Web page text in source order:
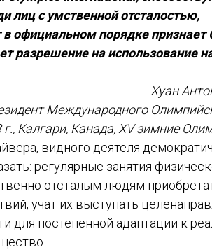
лиц с умственной отсталостью,
официальном порядке признает
разрешение на использование
Хуан
Международного
г., Калгари, Канада, XV зимние
видного деятеля
регулярные занятия
отсталым людям
учат их выступать
для постепенной адаптации к